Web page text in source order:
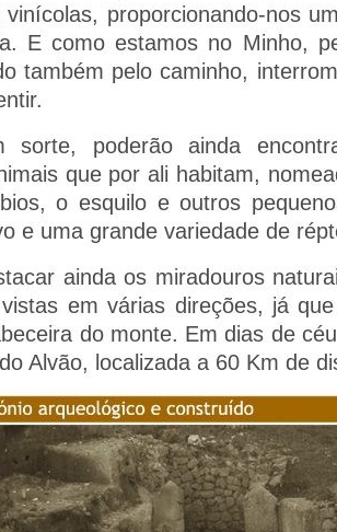
proporcionando-nos
E como estamos no Minho,
também pelo caminho,
sorte, poderão ainda
que por ali habitam,
o esquilo e outros
e uma grande variedade de
ainda os miradouros
em várias direções, já
do monte. Em dias de
Alvão, localizada a 60 Km de